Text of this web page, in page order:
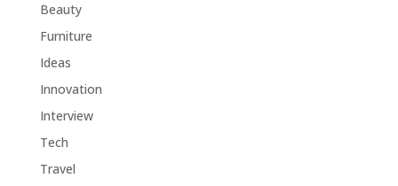
Beauty
Furniture
Ideas
Innovation
Interview
Tech
Travel